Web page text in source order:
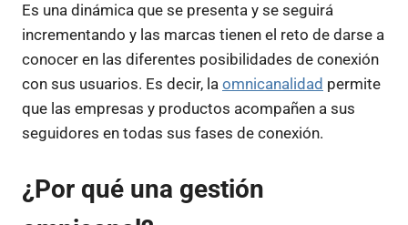
Es una dinámica que se presenta y se seguirá
incrementando y las marcas tienen el reto de darse a
conocer en las diferentes posibilidades de conexión
con sus usuarios. Es decir, la omnicanalidad permite
que las empresas y productos acompañen a sus
seguidores en todas sus fases de conexión.
¿Por qué una gestión